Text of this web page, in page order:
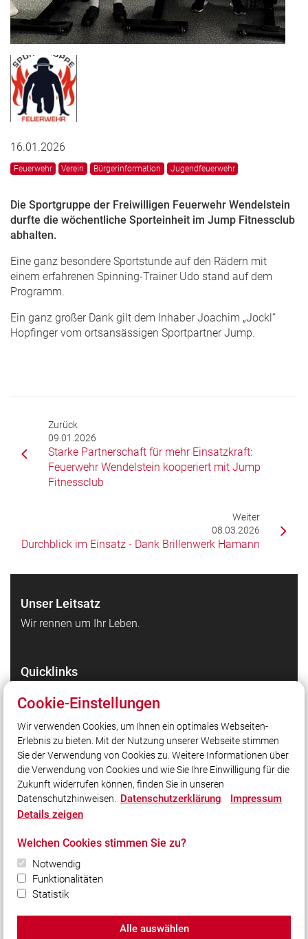
16.01.2026
Feuerwehr Verein Bürgerinformation Jugendfeuerwehr
Die Sportgruppe der Freiwilligen Feuerwehr Wendelstein
durfte die wöchentliche Sporteinheit im Jump Fitnessclub
abhalten.
Eine ganz besondere Sportstunde auf den Rädern mit
einem erfahrenen Spinning-Trainer Udo stand auf dem
Programm.
Ein ganz großer Dank gilt dem Inhaber Joachim „Jockl“
Hopfinger vom ortsansässigen Sportpartner Jump.
Zurück
09.01.2026
Starke Partnerschaft für mehr Einsatzkraft:
Feuerwehr Wendelstein kooperiert mit Jump
Fitnessclub
Weiter
08.03.2026
Durchblick im Einsatz - Dank Brillenwerk Hamann
Unser Leitsatz
Wir rennen um Ihr Leben.
Quicklinks
Markt Wendelstein
Landkreis Roth
LFV Bayern
Administration
Social Media
Bleiben Sie mit uns in Kontakt und vernetzen Sie sich
mit uns!
© 2026 Freiwillige Feuerwehr Wendelstein
Cookie-Einstellungen
Wir verwenden Cookies, um Ihnen ein optimales Webseiten-
Erlebnis zu bieten. Mit der Nutzung unserer Webseite stimmen
Sie der Verwendung von Cookies zu. Weitere Informationen über
die Verwendung von Cookies und wie Sie Ihre Einwilligung für die
Zukunft widerrufen können, finden Sie in unseren
Datenschutzhinweisen. Datenschutzerklärung
Impressum
Details zeigen
Welchen Cookies stimmen Sie zu?
Notwendig
Funktionalitäten
Statistik
Alle auswählen